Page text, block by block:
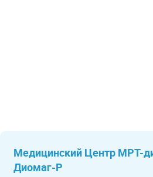
Медицинский Центр МРТ-
Диомаг-Р